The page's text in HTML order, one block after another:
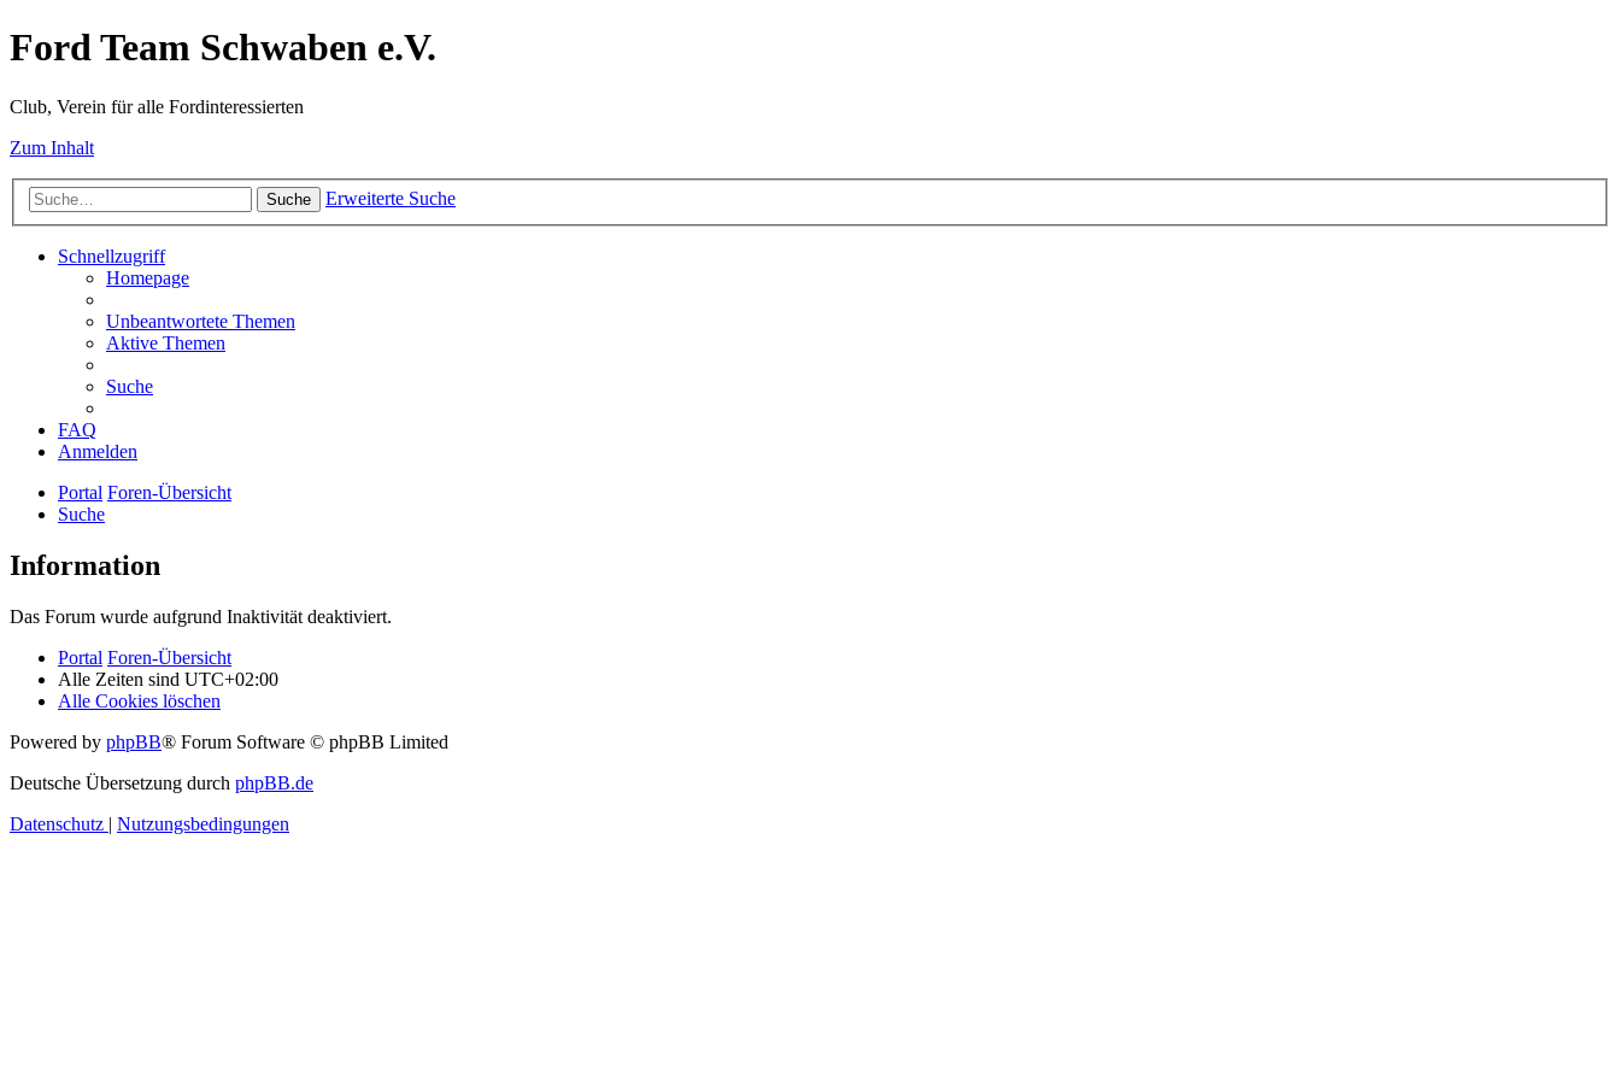
Ford Team Schwaben e.V.
Club, Verein für alle Fordinteressierten
Zum Inhalt
Suche Erweiterte Suche
Schnellzugriff
Homepage
Unbeantwortete Themen
Aktive Themen
Suche
FAQ
Anmelden
Portal Foren-Übersicht
Suche
Information
Das Forum wurde aufgrund Inaktivität deaktiviert.
Portal Foren-Übersicht
Alle Zeiten sind UTC+02:00
Alle Cookies löschen
Powered by phpBB® Forum Software © phpBB Limited
Deutsche Übersetzung durch phpBB.de
Datenschutz | Nutzungsbedingungen